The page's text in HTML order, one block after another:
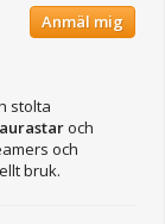
Anmäl mig
stolta
och
och
bruk.